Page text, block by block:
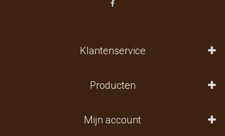
Klantenservice
Producten
Mijn account